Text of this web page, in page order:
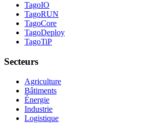
TagoIO
TagoRUN
TagoCore
TagoDeploy
TagoTiP
Secteurs
Agriculture
Bâtiments
Énergie
Industrie
Logistique